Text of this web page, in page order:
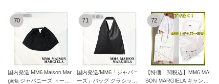
70
国内発送 MM6 Maison Mar
giela ジャパニーズ トート
71
国内発送/MM6「ジャパニ
ーズ」バッグ クラシック
72
【特価！関税込】MM6 MAI
SON MARGIELA キャンバ